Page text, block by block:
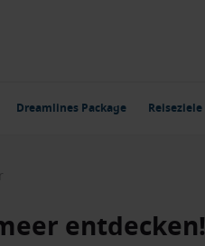
Dreamlines Package Reiseziele
entdecken!